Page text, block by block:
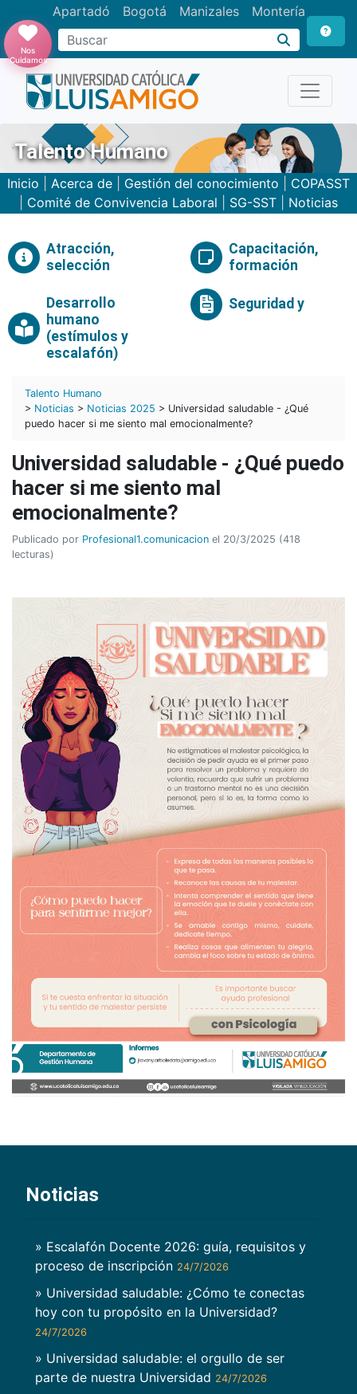
Apartadó Bogotá Manizales Montería
Buscar
Nos
Cuidamos
Talento Humano
Inicio Acerca de Gestión del conocimiento
COPASST
Comité de Convivencia Laboral SG-SST Noticias
Atracción,
selección
Capacitación,
formación
Desarrollo
humano
(estímulos y
escalafón)
Seguridad y
Talento Humano
> Noticias > Noticias 2025 > Universidad saludable - ¿Qué
puedo hacer si me siento mal emocionalmente?
Universidad saludable - ¿Qué puedo
hacer si me siento mal
emocionalmente?
Publicado por Profesional1.comunicacion el 20/3/2025 (418
lecturas)
Noticias
» Escalafón Docente 2026: guía, requisitos y
proceso de inscripción 24/7/2026
» Universidad saludable: ¿Cómo te conectas
hoy con tu propósito en la Universidad?
24/7/2026
» Universidad saludable: el orgullo de ser
parte de nuestra Universidad 24/7/2026